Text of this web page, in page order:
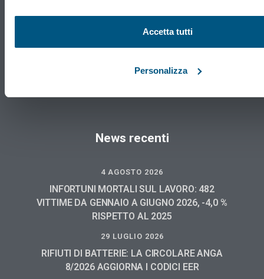
Accetta tutti
Personalizza
VEGA Engineering
News recenti
4 AGOSTO 2026
INFORTUNI MORTALI SUL LAVORO: 482
VITTIME DA GENNAIO A GIUGNO 2026, -4,0 %
RISPETTO AL 2025
29 LUGLIO 2026
RIFIUTI DI BATTERIE: LA CIRCOLARE ANGA
8/2026 AGGIORNA I CODICI EER